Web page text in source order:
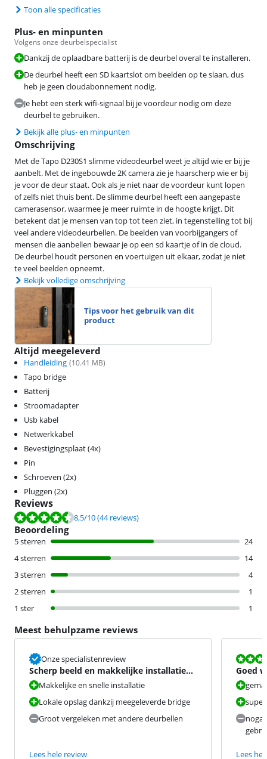
Toon alle specificaties
Plus- en minpunten
Volgens onze deurbelspecialist
Dankzij de oplaadbare batterij is de deurbel overal te installeren.
De deurbel heeft een SD kaartslot om beelden op te slaan, dus
heb je geen cloudabonnement nodig.
Je hebt een sterk wifi-signaal bij je voordeur nodig om deze
deurbel te gebruiken.
Bekijk alle plus- en minpunten
Omschrijving
Met de Tapo D230S1 slimme videodeurbel weet je altijd wie er bij je
aanbelt. Met de ingebouwde 2K camera zie je haarscherp wie er bij
je voor de deur staat. Ook als je niet naar de voordeur kunt lopen
of zelfs niet thuis bent. De slimme deurbel heeft een aangepaste
camerasensor, waarmee je meer ruimte in de hoogte krijgt. Dit
betekent dat je mensen van top tot teen ziet, in tegenstelling tot bij
veel andere videodeurbellen. De beelden van voorbijgangers of
mensen die aanbellen bewaar je op een sd kaartje of in de cloud.
De deurbel houdt personen en voertuigen uit elkaar, zodat je niet
te veel beelden opneemt.
Bekijk volledige omschrijving
Tips voor het gebruik van dit
product
Altijd meegeleverd
Handleiding (10.41 MB)
Tapo bridge
Batterij
Stroomadapter
Usb kabel
Netwerkkabel
Bevestigingsplaat (4x)
Pin
Schroeven (2x)
Pluggen (2x)
Reviews
Beoordeling is 8,5 van de 10, gebaseerd op 44 reviews.
8,5/10(44 reviews)
Beoordeling
5 sterren
24
4 sterren
14
3 sterren
4
2 sterren
1
1 ster
1
Meest behulpzame reviews
Onze specialistenreview
Scherp beeld en makkelijke installatie
ondanks formaat
Makkelijke en snelle installatie
Lokale opslag dankzij meegeleverde bridge
Groot vergeleken met andere deurbellen
Lees hele review
Goed
Lees